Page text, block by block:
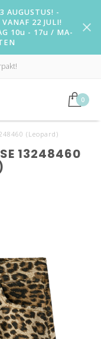
AUGUSTUS! -
22 JULI!
10u - 17u / MA-
0
(Leopard)
13248460